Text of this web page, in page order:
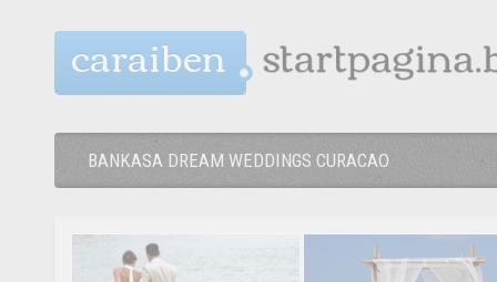
caraiben
BANKASA DREAM WEDDINGS CURACAO